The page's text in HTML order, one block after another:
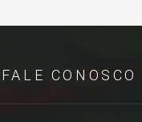
FALE CONOSCO